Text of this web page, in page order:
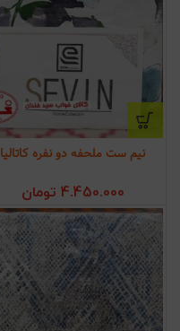
نیم ست ملحفه دو نفره کاتالیا
4.450.000 تومان